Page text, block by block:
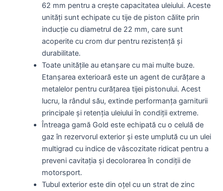
62 mm pentru a crește capacitatea uleiului. Aceste
unități sunt echipate cu tije de piston călite prin
inducție cu diametrul de 22 mm, care sunt
acoperite cu crom dur pentru rezistență și
durabilitate.
Toate unitățile au etanșare cu mai multe buze.
Etanșarea exterioară este un agent de curățare a
metalelor pentru curățarea tijei pistonului. Acest
lucru, la rândul său, extinde performanța garniturii
principale și retenția uleiului în condiții extreme.
Întreaga gamă Gold este echipată cu o celulă de
gaz în rezervorul exterior și este umplută cu un ulei
multigrad cu indice de vâscozitate ridicat pentru a
preveni cavitația și decolorarea în condiții de
motorsport.
Tubul exterior este din oțel cu un strat de zinc